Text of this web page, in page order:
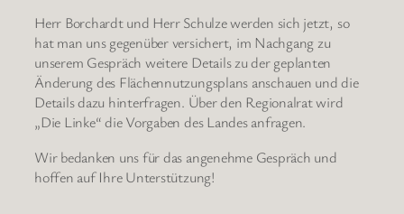
Herr Borchardt und Herr Schulze werden sich jetzt, so
hat man uns gegenüber versichert, im Nachgang zu
unserem Gespräch weitere Details zu der geplanten
Änderung des Flächennutzungsplans anschauen und die
Details dazu hinterfragen. Über den Regionalrat wird
„Die Linke“ die Vorgaben des Landes anfragen.
Wir bedanken uns für das angenehme Gespräch und
hoffen auf Ihre Unterstützung!